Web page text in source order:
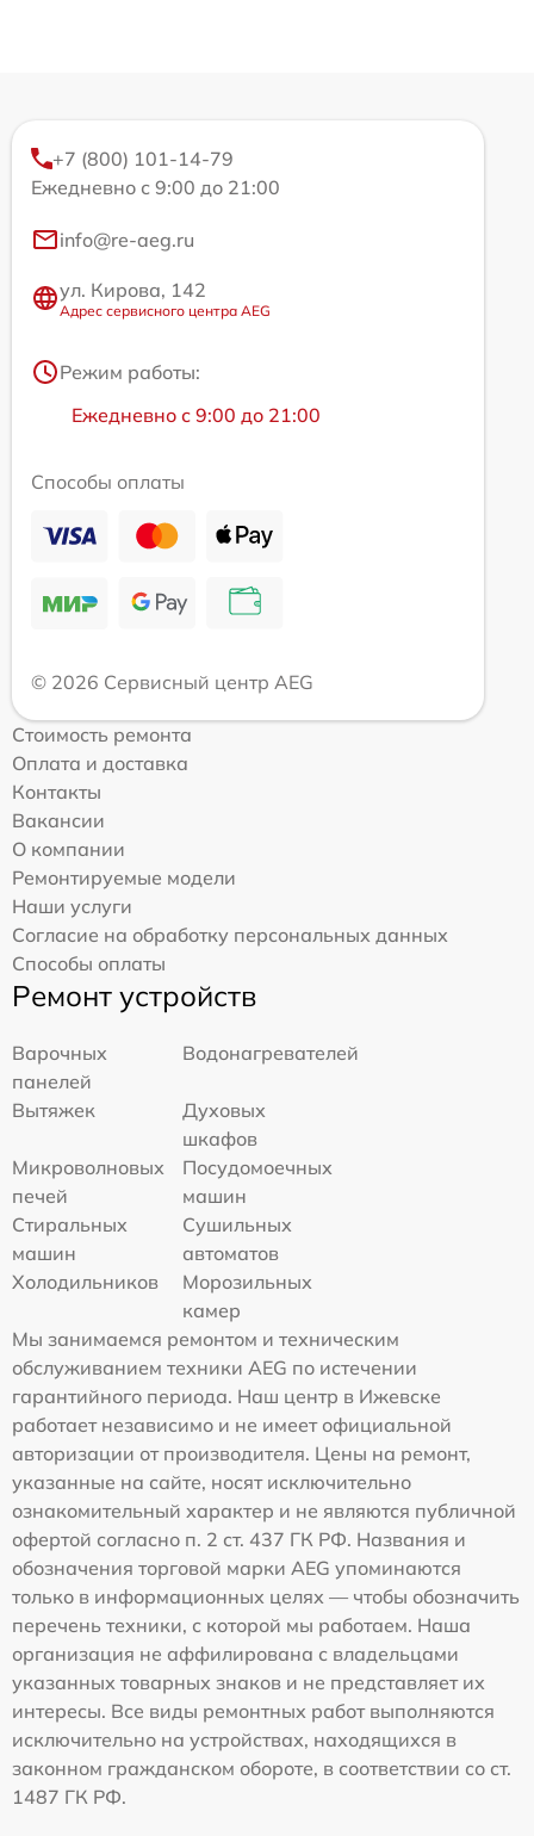
+7 (800) 101-14-79
Ежедневно с 9:00 до 21:00
info@re-aeg.ru
ул. Кирова, 142
Адрес сервисного центра AEG
Режим работы:
Ежедневно с 9:00 до 21:00
Способы оплаты
© 2026 Сервисный центр AEG
Стоимость ремонта
Оплата и доставка
Контакты
Вакансии
О компании
Ремонтируемые модели
Наши услуги
Согласие на обработку персональных данных
Способы оплаты
Ремонт устройств
Варочных
панелей
Водонагревателей
Вытяжек
Духовых
шкафов
Микроволновых
печей
Посудомоечных
машин
Стиральных
машин
Сушильных
автоматов
Холодильников
Морозильных
камер
Мы занимаемся ремонтом и техническим
обслуживанием техники AEG по истечении
гарантийного периода. Наш центр в Ижевске
работает независимо и не имеет официальной
авторизации от производителя. Цены на ремонт,
указанные на сайте, носят исключительно
ознакомительный характер и не являются публичной
офертой согласно п. 2 ст. 437 ГК РФ. Названия и
обозначения торговой марки AEG упоминаются
только в информационных целях — чтобы обозначить
перечень техники, с которой мы работаем. Наша
организация не аффилирована с владельцами
указанных товарных знаков и не представляет их
интересы. Все виды ремонтных работ выполняются
исключительно на устройствах, находящихся в
законном гражданском обороте, в соответствии со ст.
1487 ГК РФ.